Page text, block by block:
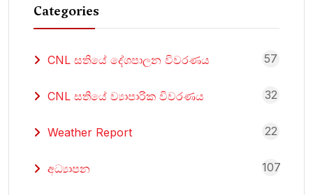
Categories
CNL සතියේ දේශපාලන විවරණය 57
CNL සතියේ ව්‍යාපාරික විවරණය 32
Weather Report 22
අධ්‍යාපන 107